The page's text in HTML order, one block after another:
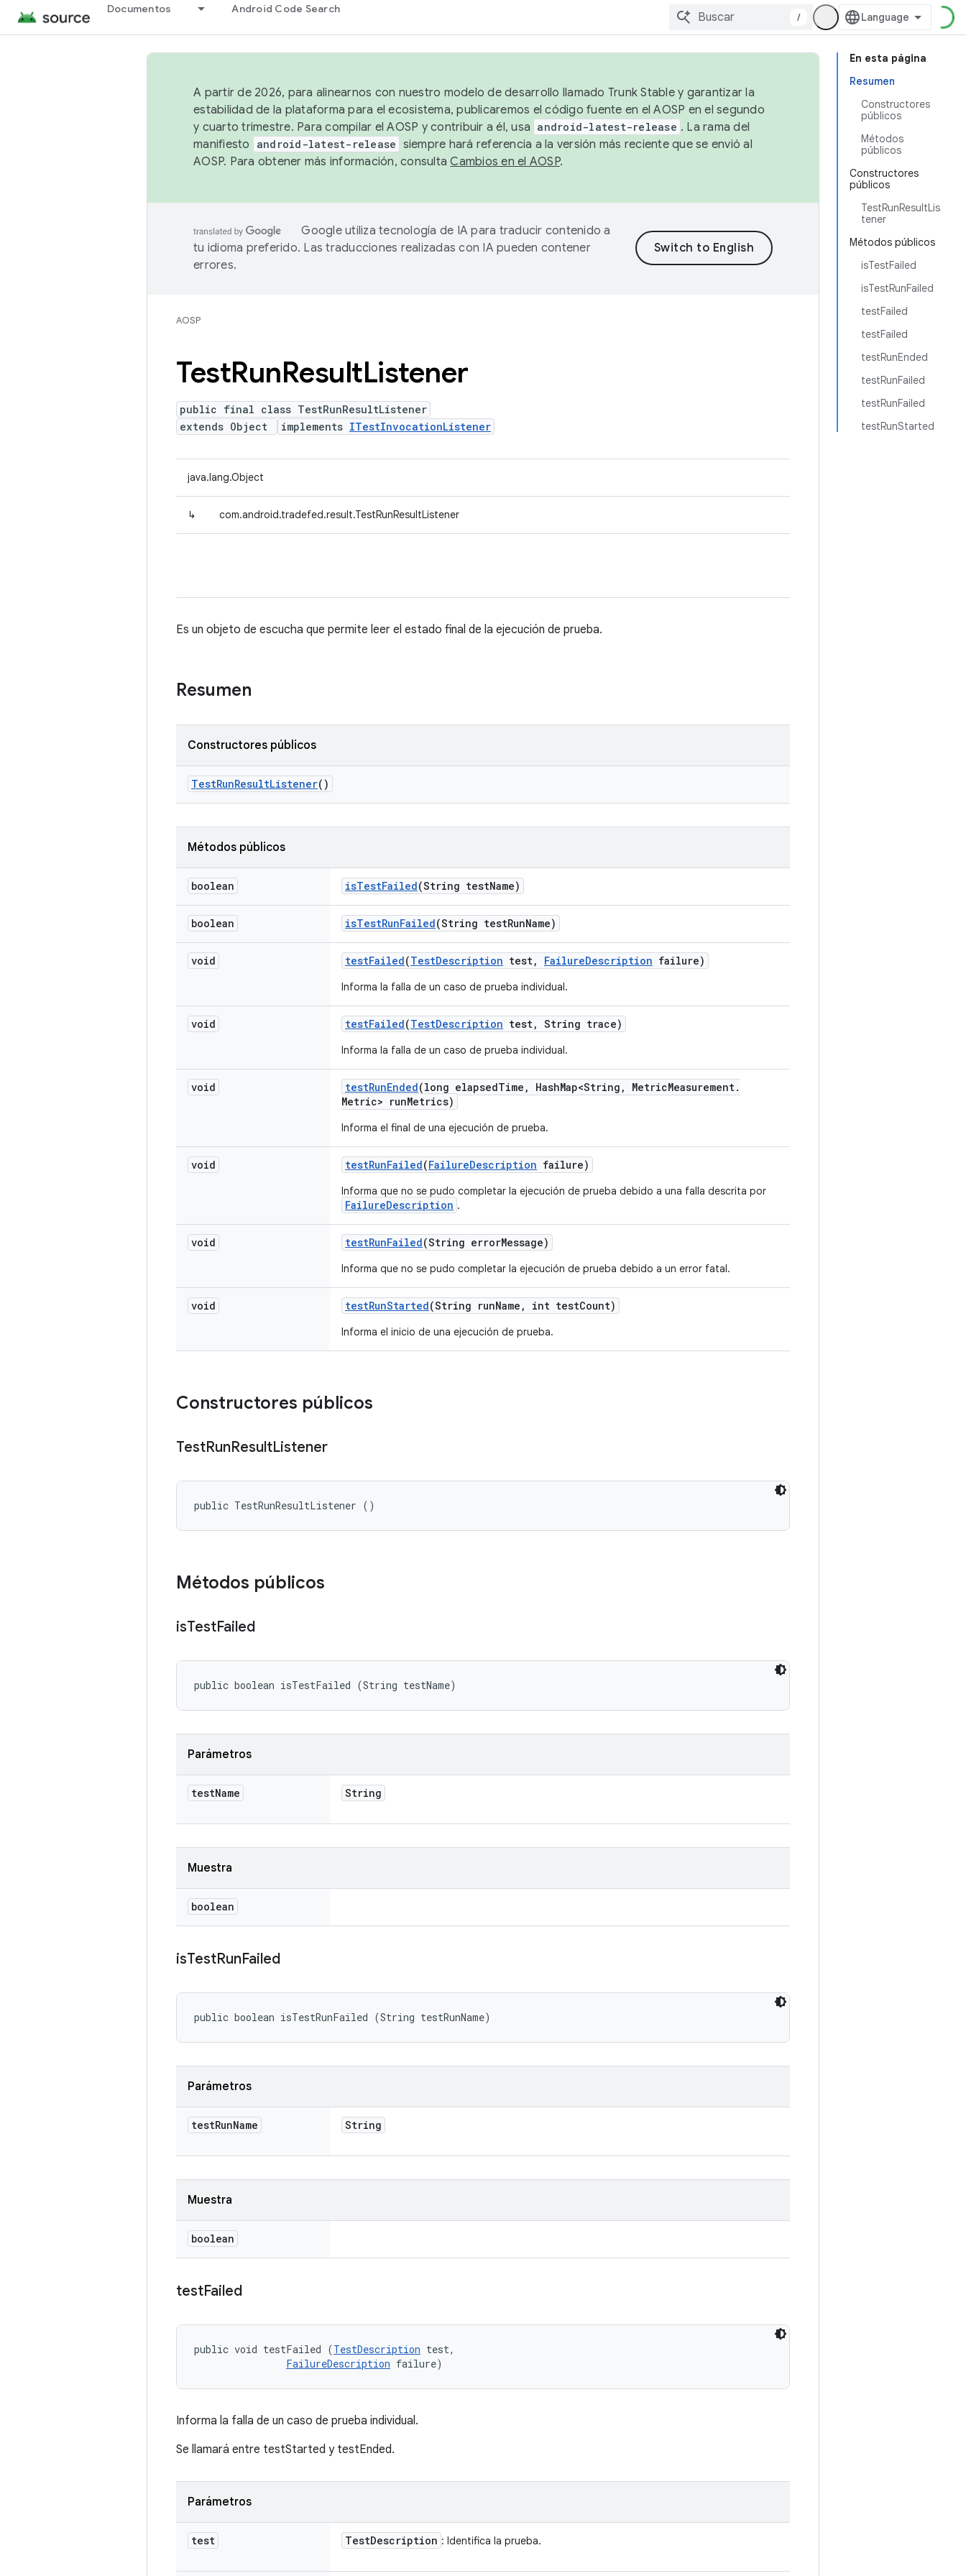
Documentos Android Code Search
/
En esta página
Resumen
Constructores
públicos
Métodos
públicos
Constructores
públicos
TestRunResultLis
tener
Métodos públicos
isTestFailed
isTestRunFailed
testFailed
testFailed
testRunEnded
testRunFailed
testRunFailed
testRunStarted
A partir de 2026, para alinearnos con nuestro modelo de desarrollo llamado Trunk Stable y garantizar la
estabilidad de la plataforma para el ecosistema, publicaremos el código fuente en el AOSP en el segundo
y cuarto trimestre. Para compilar el AOSP y contribuir a él, usa android-latest-release . La rama del
manifiesto
android-latest-release siempre hará referencia a la versión más reciente que se envió al
AOSP. Para obtener más información, consultaCambios en el AOSP.
Google utiliza tecnología de IA para traducir contenido a
tu idioma preferido. Las traducciones realizadas con IA pueden contener
errores.
AOSP
TestRunResultListener
public final class TestRunResultListener
extends Object
implements ITestInvocationListener
java.lang.Object
↳ com.android.tradefed.result.TestRunResultListener
Es un objeto de escucha que permite leer el estado final de la ejecución de prueba.
Resumen
Constructores públicos
TestRunResultListener()
Métodos públicos
boolean isTestFailed(String testName)
boolean isTestRunFailed(String testRunName)
void testFailed(TestDescription test, FailureDescription failure)
Informa la falla de un caso de prueba individual.
void testFailed(TestDescription test, String trace)
Informa la falla de un caso de prueba individual.
void testRunEnded(long elapsedTime , HashMap<String , MetricMeasurement.
Metric> runMetrics)
Informa el final de una ejecución de prueba.
void testRunFailed(FailureDescription failure)
Informa que no se pudo completar la ejecución de prueba debido a una falla descrita por
FailureDescription .
void testRunFailed(String errorMessage)
Informa que no se pudo completar la ejecución de prueba debido a un error fatal.
void testRunStarted(String runName , int testCount)
Informa el inicio de una ejecución de prueba.
Constructores públicos
TestRunResultListener
public TestRunResultListener ()
Métodos públicos
isTestFailed
public boolean isTestFailed (String testName)
Parámetros
testName String
Muestra
boolean
isTestRunFailed
public boolean isTestRunFailed (String testRunName)
Parámetros
testRunName String
Muestra
boolean
testFailed
public void testFailed (TestDescription test,
FailureDescription failure)
Informa la falla de un caso de prueba individual.
Se llamará entre testStarted y testEnded.
Parámetros
test TestDescription : Identifica la prueba.